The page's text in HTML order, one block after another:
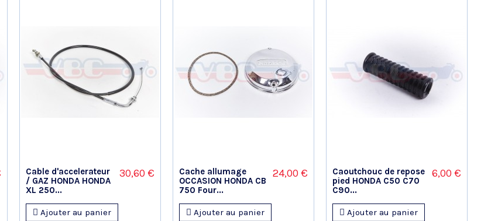
Cable d'accelerateur
/ GAZ HONDA HONDA
XL 250...
30,60 €
Ajouter au panier
Cache allumage
OCCASION HONDA CB
750 Four...
24,00 €
Ajouter au panier
Caoutchouc de repose
pied HONDA C50 C70
C90...
6,00 €
Ajouter au panier